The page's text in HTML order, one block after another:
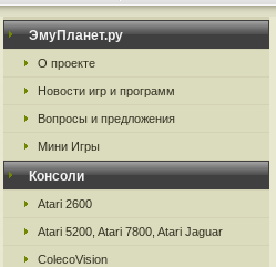
Игры: # A B C D E F G H I
ЭмуПланет.ру
О проекте
Новости игр и программ
Вопросы и предложения
Мини Игры
Консоли
Atari 2600
Atari 5200, Atari 7800, Atari Jaguar
ColecoVision